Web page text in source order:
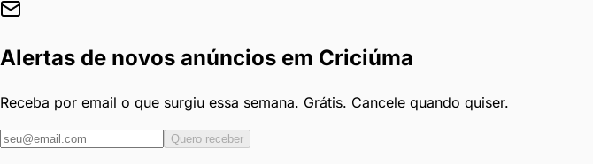
Alertas de novos anúncios em Criciúma
Receba por email o que surgiu essa semana. Grátis. Cancele quando quiser.
Quero receber